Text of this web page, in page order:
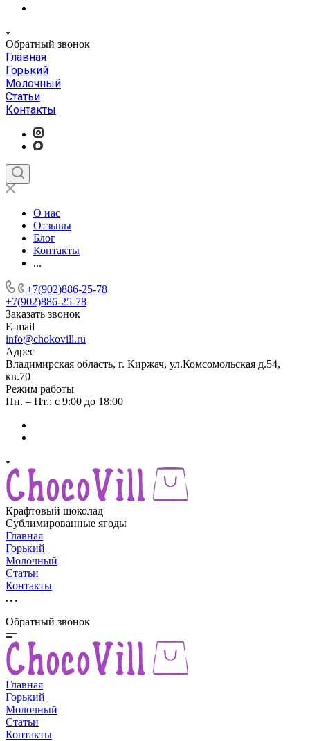
Обратный звонок
Главная
Горький
Молочный
Статьи
Контакты
О нас
Отзывы
Блог
Контакты
...
+7(902)886-25-78
+7(902)886-25-78
Заказать звонок
E-mail
info@chokovill.ru
Адрес
Владимирская область, г. Киржач, ул.Комсомольская д.54,
кв.70
Режим работы
Пн. – Пт.: с 9:00 до 18:00
Крафтовый шоколад
Сублимированные ягоды
Главная
Горький
Молочный
Статьи
Контакты
Обратный звонок
Главная
Горький
Молочный
Статьи
Контакты